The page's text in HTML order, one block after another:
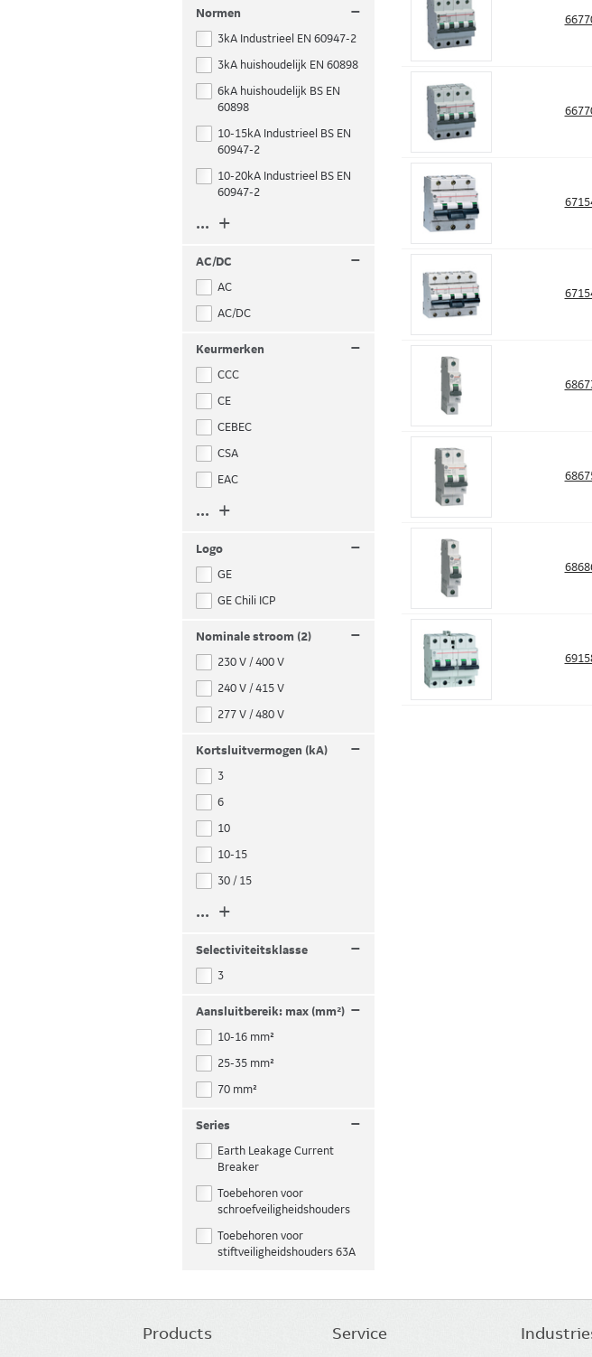
Normen –
3kA Industrieel EN 60947-2
3kA huishoudelijk EN 60898
6kA huishoudelijk BS EN
60898
10-15kA Industrieel BS EN
60947-2
10-20kA Industrieel BS EN
60947-2
... +
AC/DC –
AC
AC/DC
Keurmerken –
CCC
CE
CEBEC
CSA
EAC
... +
Logo –
GE
GE Chili ICP
Nominale stroom (2) –
230 V / 400 V
240 V / 415 V
277 V / 480 V
Kortsluitvermogen (kA) –
3
6
10
10-15
30 / 15
... +
Selectiviteitsklasse –
3
Aansluitbereik: max (mm²) –
10-16 mm²
25-35 mm²
70 mm²
Series –
Earth Leakage Current
Breaker
Toebehoren voor
schroefveiligheidshouders
Toebehoren voor
stiftveiligheidshouders 63A
Main
Products Service